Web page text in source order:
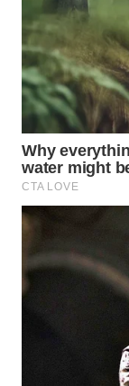
UMKM
WAHANA
SELEB
WAHANA
PERSONA
WAHANA
WAHANA